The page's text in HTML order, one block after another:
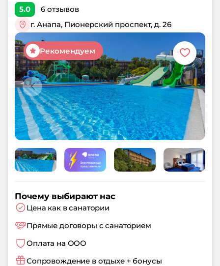
Рекомендуем
5.0 6 отзывов
г. Анапа, Пионерский проспект, д. 26
Почему выбирают нас
Цена как в санатории
Прямые договоры с санаторием
Оплата на ООО
Сопровождение в отдыхе + бонусы